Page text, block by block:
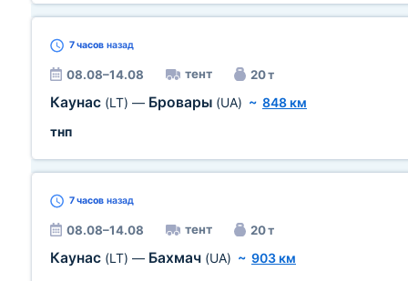
7 часов назад
08.08–14.08 тент 20 т
Каунас (LT) — Бровары (UA) ~ 848 км
тнп
7 часов назад
08.08–14.08 тент 20 т
Каунас (LT) — Бахмач (UA) ~ 903 км